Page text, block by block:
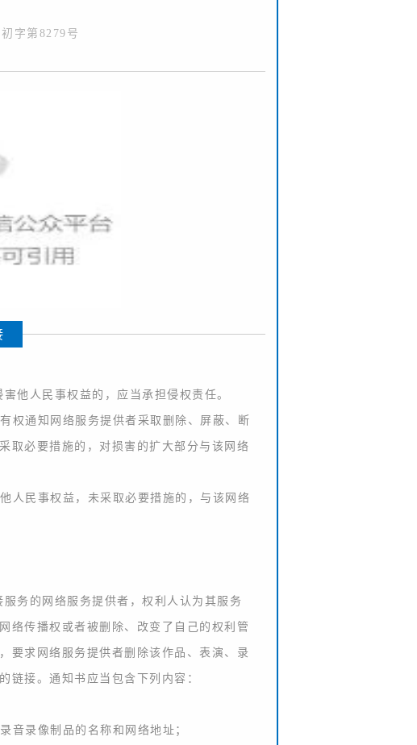
字第8279号
他人民事权益的，应当承担侵权责任。
权通知网络服务提供者采取删除、屏蔽、断
取必要措施的，对损害的扩大部分与该网络
人民事权益，未采取必要措施的，与该网络
务的网络服务提供者，权利人认为其服务
络传播权或者被删除、改变了自己的权利管
要求网络服务提供者删除该作品、表演、录
链接。通知书应当包含下列内容：
音录像制品的名称和网络地址；